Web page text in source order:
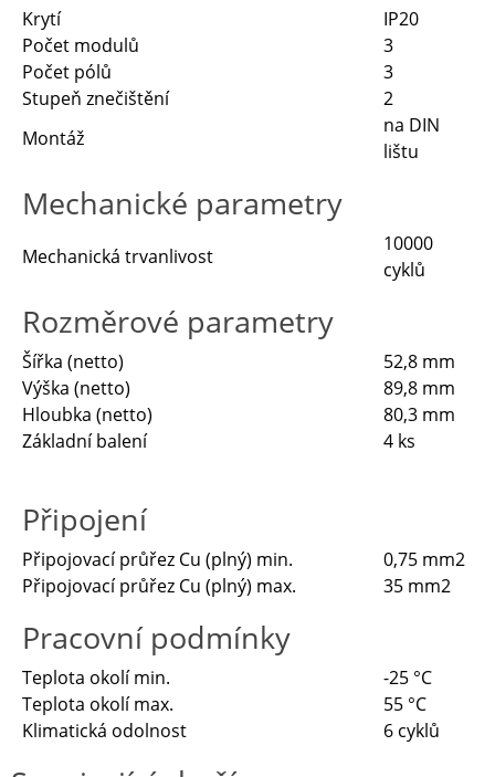
Krytí
IP20
Počet modulů
3
Počet pólů
3
Stupeň znečištění
2
Montáž
na DIN
lištu
Mechanické parametry
Mechanická trvanlivost
10000
cyklů
Rozměrové parametry
Šířka (netto)
52,8 mm
Výška (netto)
89,8 mm
Hloubka (netto)
80,3 mm
Základní balení
4 ks
Připojení
Připojovací průřez Cu (plný) min.
0,75 mm2
Připojovací průřez Cu (plný) max.
35 mm2
Pracovní podmínky
Teplota okolí min.
-25 °C
Teplota okolí max.
55 °C
Klimatická odolnost
6 cyklů